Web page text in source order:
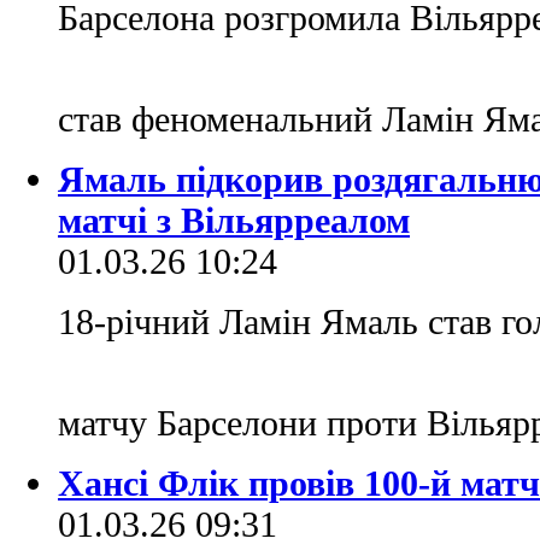
Барселона розгромила
став феноменальний Ламін
Ямаль підкорив
матчі з Вільярреалом
01.03.26 10:24
18-річний Ламін Ямаль став
матчу Барселони проти
Хансі Флік провів 100-й
01.03.26 09:31